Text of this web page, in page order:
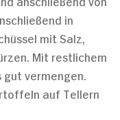
in
mit Salz,
Mit restlichem
vermengen.
auf Tellern